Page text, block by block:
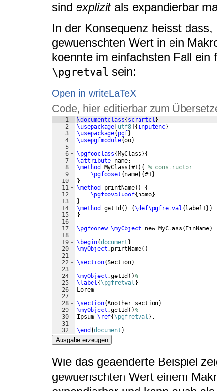
sind explizitals expandierbar
In der Konsequenz heisst
gewuenschten Wert in ein
koennte im einfachsten Fall ein
\pgretval sein:
Open in writeLaTeX
Code, hier editierbar zum
1
2
3
4
5
6
7
8
9
10
11
12
13
14
15
16
17
18
19
20
21
22
23
24
25
26
27
28
29
30
31
32
\documentclass{ scrartcl }
\usepackage utf8 { inputenc}
\usepackage{ pgf}
\usepgfmodule{oo}
\pgfooclass{ MyClass }{
\attribute name;
\method
MyClass (#1) {
% constructor
\pgfooset{ name}{#1}
}
\method
printName( )
{
\pgfoovalueof{ name}
}
\method
getId ( ) {\def\pgfretval{ label1}}
}
\pgfoonew \myObject=new MyClass ( EinName)
\begin{document }
\myObject .printName( )
\section{Section}
\myObject .getId ( )%
\label{\pgfretval }
Lorem
\section{Another section}
\myObject .getId ( )%
Ipsum \ref{\pgfretval } .
\end {document }
Ausgabe erzeugen
Wie das geaenderte Beispiel
gewuenschten Wert einem